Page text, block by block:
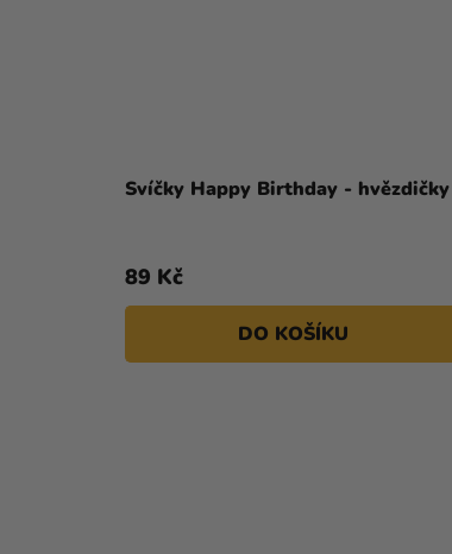
Svíčky Happy Birthday - hvězdičky
89 Kč
DO KOŠÍKU